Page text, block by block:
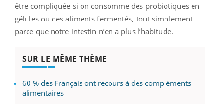
être compliquée si on consomme des probiotiques en
gélules ou des aliments fermentés, tout simplement
parce que notre intestin n’en a plus l’habitude.
SUR LE MÊME THÈME
60 % des Français ont recours à des compléments
alimentaires